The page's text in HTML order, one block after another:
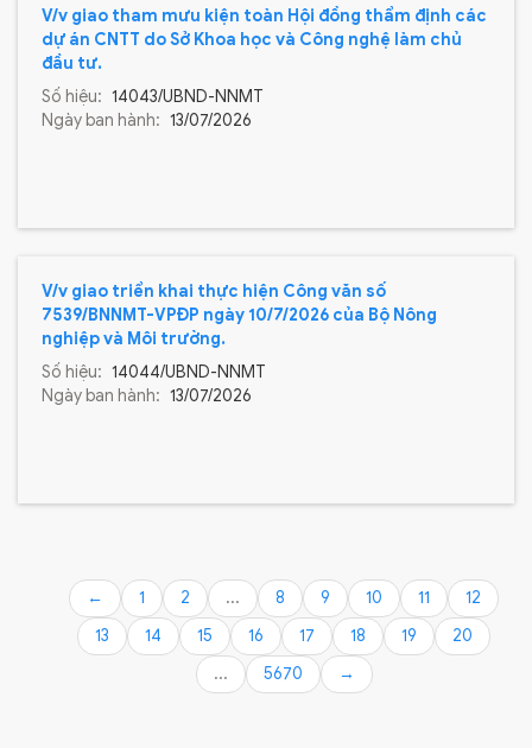
V/v giao tham mưu kiện toàn Hội đồng thẩm định các
dự án CNTT do Sở Khoa học và Công nghệ làm chủ
đầu tư.
Số hiệu: 14043/UBND-NNMT
Ngày ban hành: 13/07/2026
V/v giao triển khai thực hiện Công văn số
7539/BNNMT-VPĐP ngày 10/7/2026 của Bộ Nông
nghiệp và Môi trường.
Số hiệu: 14044/UBND-NNMT
Ngày ban hành: 13/07/2026
← 1 2 ... 8 9 10 11
12
13
14 15 16 17 18 19
20
...
5670 →